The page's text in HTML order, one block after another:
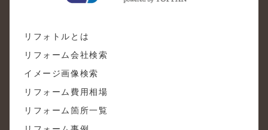
リフォトルとは
リフォーム会社検索
イメージ画像検索
リフォーム費用相場
リフォーム箇所一覧